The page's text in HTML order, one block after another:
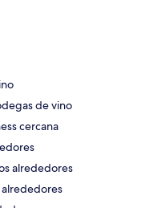
de vino
cercana
alrededores
alrededores